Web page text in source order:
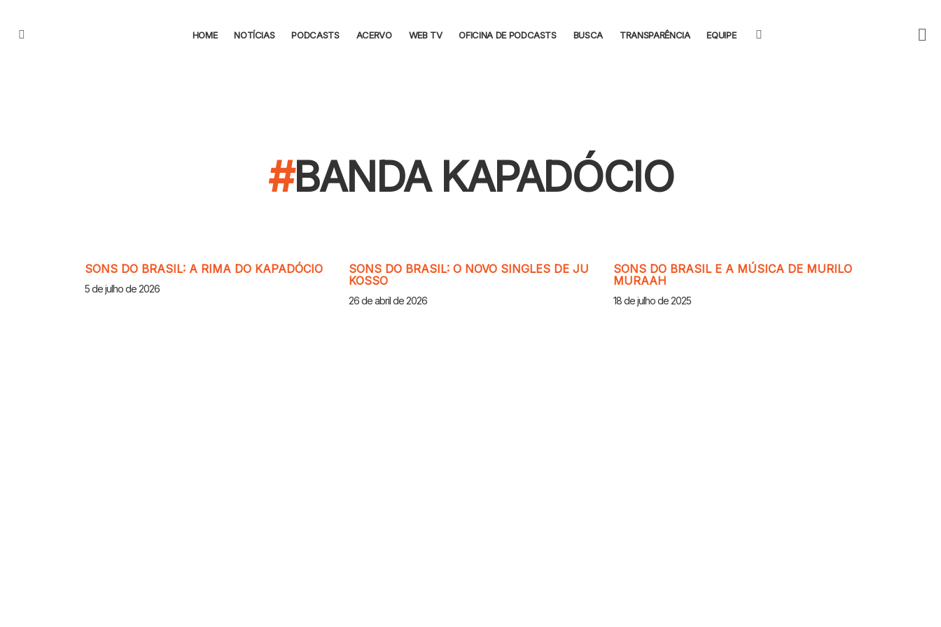
HOME NOTÍCIAS PODCASTS ACERVO WEB TV OFICINA DE PODCASTS BUSCA TRANSPARÊNCIA EQUIPE
BANDA KAPADÓCIO
SONS DO BRASIL: A RIMA DO KAPADÓCIO
5 de julho de 2026
SONS DO BRASIL: O NOVO SINGLES DE JU
KOSSO
26 de abril de 2026
SONS DO BRASIL E A MÚSICA DE MURILO
MURAAH
18 de julho de 2025